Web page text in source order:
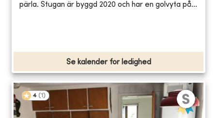
pärla. Stugan är byggd 2020 och har en golvyta på...
Se kalender for ledighed
4 (1 )